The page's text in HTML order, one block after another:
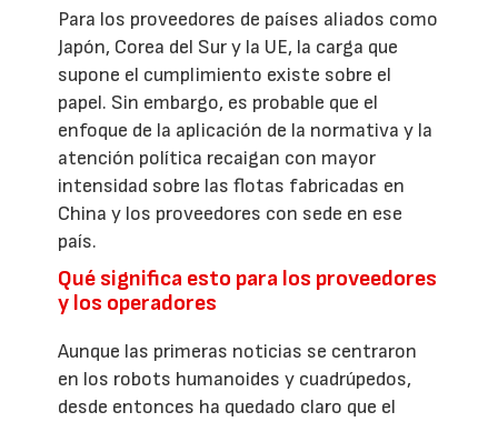
Para los proveedores de países aliados como
Japón, Corea del Sur y la UE, la carga que
supone el cumplimiento existe sobre el
papel. Sin embargo, es probable que el
enfoque de la aplicación de la normativa y la
atención política recaigan con mayor
intensidad sobre las flotas fabricadas en
China y los proveedores con sede en ese
país.
Qué significa esto para los proveedores
y los operadores
Aunque las primeras noticias se centraron
en los robots humanoides y cuadrúpedos,
desde entonces ha quedado claro que el